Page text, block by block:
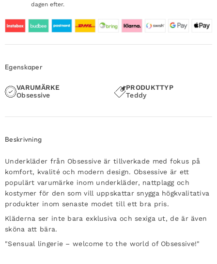
dagen efter.
Egenskaper
VARUMÄRKE
Obsessive
PRODUKTTYP
Teddy
Beskrivning
Underkläder från Obsessive är tillverkade med fokus på
komfort, kvalité och modern design. Obsessive är ett
populärt varumärke inom underkläder, nattplagg och
kostymer för den som vill uppskattar snygga högkvalitativa
produkter inom senaste modet till ett bra pris.
Kläderna ser inte bara exklusiva och sexiga ut, de är även
sköna att bära.
"Sensual lingerie – welcome to the world of Obsessive!"